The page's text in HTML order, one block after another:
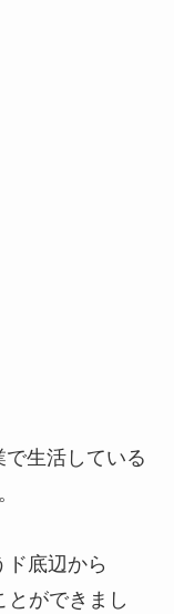
生活している
底辺から
とができまし